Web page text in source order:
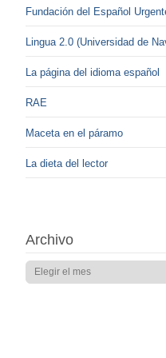
Fundación del Español
Lingua 2.0 (Universidad de
La página del idioma español
RAE
Maceta en el páramo
La dieta del lector
Archivo